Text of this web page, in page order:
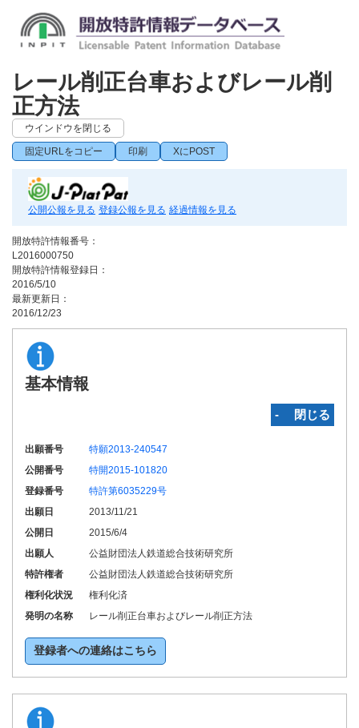
レール削正台車およびレール削
正方法
ウインドウを閉じる
固定URLをコピー 印刷 XにPOST
公開公報を見る 登録公報を見る 経過情報を見る
開放特許情報番号：
L2016000750
開放特許情報登録日：
2016/5/10
最新更新日：
2016/12/23
基本情報
‐ 閉じる
出願番号
特願2013-240547
公開番号
特開2015-101820
登録番号
特許第6035229号
出願日
2013/11/21
公開日
2015/6/4
出願人
公益財団法人鉄道総合技術研究所
特許権者
公益財団法人鉄道総合技術研究所
権利化状況
権利化済
発明の名称
レール削正台車およびレール削正方法
登録者への連絡はこちら